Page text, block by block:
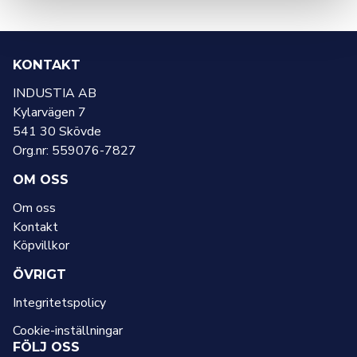
KONTAKT
INDUSTIA AB
Kylarvägen 7
541 30 Skövde
Org.nr: 559076-7827
OM OSS
Om oss
Kontakt
Köpvillkor
ÖVRIGT
Integritetspolicy
Cookie-inställningar
FÖLJ OSS